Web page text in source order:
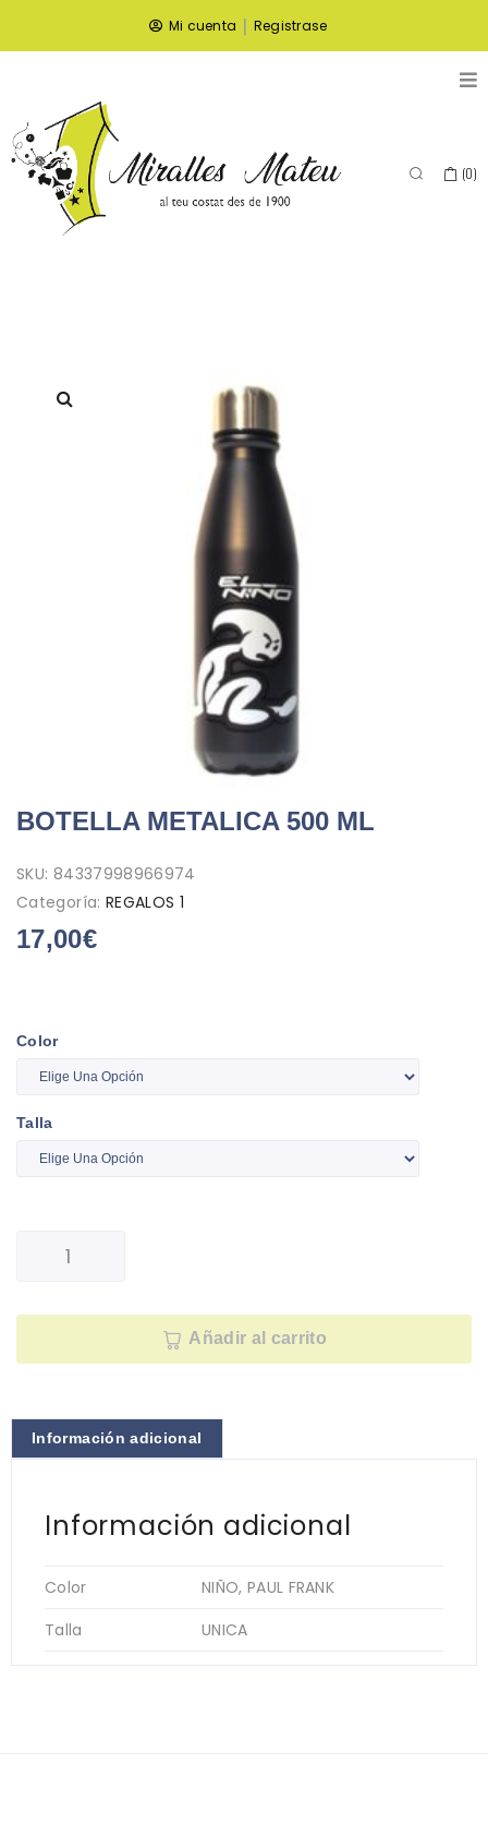
Mi cuenta | Registrase
(0)
BOTELLA METALICA 500 ML
SKU: 84337998966974
Categoría: REGALOS 1
17,00€
Color
Talla
Añadir al carrito
Información adicional
Información adicional
Color
NIÑO, PAUL FRANK
Talla
UNICA